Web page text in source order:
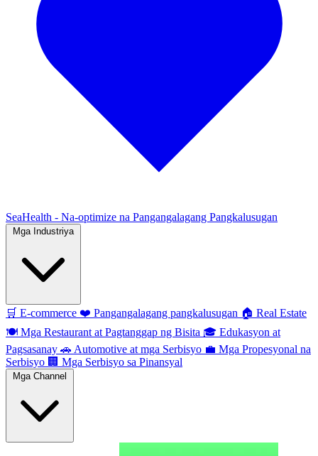
SeaHealth - Na-optimize na Pangangalagang Pangkalusugan
Mga Industriya
🛒 E-commerce ❤️ Pangangalagang pangkalusugan 🏠 Real Estate
🍽️ Mga Restaurant at Pagtanggap ng Bisita 🎓 Edukasyon at
Pagsasanay 🚗 Automotive at mga Serbisyo 💼 Mga Propesyonal na
Serbisyo 🏢 Mga Serbisyo sa Pinansyal